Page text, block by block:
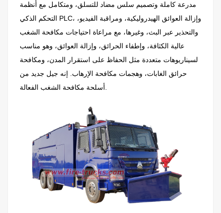
مدرعة كاملة وتصميم سلس مضاد للتسلق، ومتكامل مع أنظمة
التحكم الذكي PLC، وإزالة العوائق الهيدروليكية، ومراقبة الفيديو،
والتحذير عبر البث، وغيرها، مع مراعاة احتياجات مكافحة الشغب
عالية الكثافة، وإطفاء الحرائق، وإزالة العوائق، وهو مناسب
لسيناريوهات متعددة مثل الحفاظ على استقرار المدن، ومكافحة
حرائق الغابات، وهجمات مكافحة الإرهاب. إنه جيل جديد من
أسلحة مكافحة الشغب الفعالة.